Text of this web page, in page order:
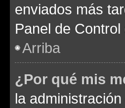
enviados más
Panel de
Arriba
¿Por qué mis
la